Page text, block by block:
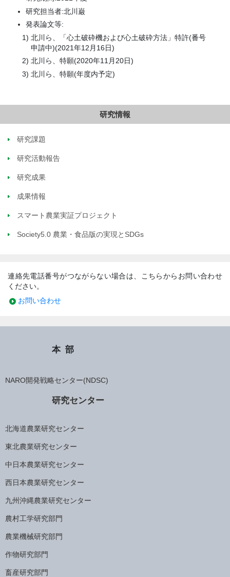
研究担当者:北川巌
発表論文等:
北川ら、「心土破砕機および心土破砕方法」特許(番号
申請中)(2021年12月16日)
北川ら、特願(2020年11月20日)
北川ら、特願(年度内予定)
研究情報
研究課題
研究活動報告
研究成果
成果情報
スマート農業実証プロジェクト
Society5.0 農業・食品版の実現とSDGs
連絡先電話番号がつながらない場合は、こちらからお問い合わせ
ください。
お問い合わせ
本部
NARO開発戦略センター(NDSC)
研究センター
北海道農業研究センター
東北農業研究センター
中日本農業研究センター
西日本農業研究センター
九州沖縄農業研究センター
農村工学研究部門
農業機械研究部門
作物研究部門
畜産研究部門